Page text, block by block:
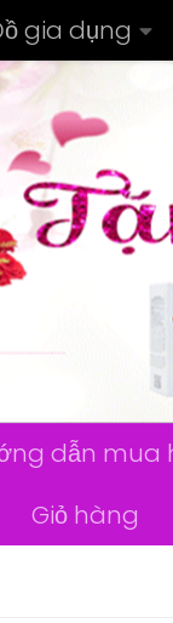
gia dụng
dẫn mua
Giỏ hàng